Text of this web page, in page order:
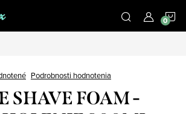
Podrobnosti hodnotenia
SHAVE FOAM -